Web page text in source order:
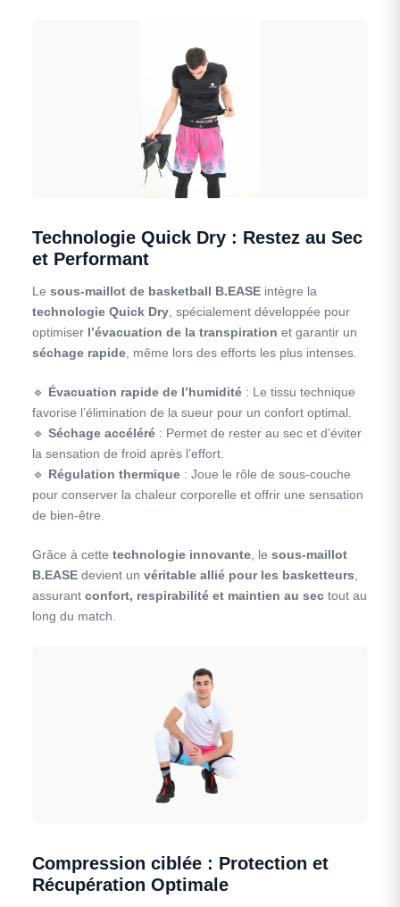
Technologie Quick Dry : Restez au Sec
et Performant
Le sous-maillot de basketball B.EASE intègre la
technologie Quick Dry , spécialement développée pour
optimiser l’évacuation de la transpiration et garantir un
séchage rapide , même lors des efforts les plus intenses.
🔹 Évacuation rapide de l’humidité : Le tissu technique
favorise l’élimination de la sueur pour un confort optimal.
🔹 Séchage accéléré : Permet de rester au sec et d’éviter
la sensation de froid après l’effort.
🔹 Régulation thermique : Joue le rôle de sous-couche
pour conserver la chaleur corporelle et offrir une sensation
de bien-être.
Grâce à cette technologie innovante , le sous-maillot
B.EASE devient un véritable allié pour les basketteurs
assurant confort, respirabilité et maintien au sec tout au
long du match.
Compression ciblée : Protection et
Récupération Optimale